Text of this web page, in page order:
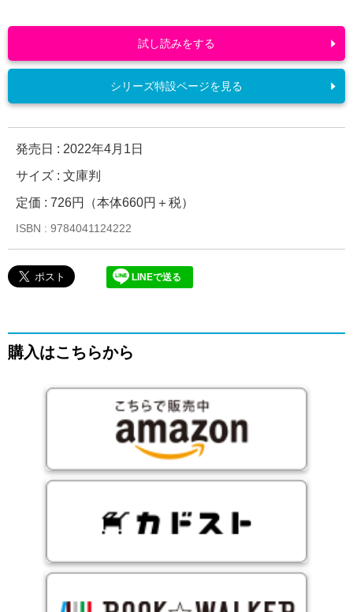
発売日 : 2022年4月1日
サイズ : 文庫判
定価 : 726円（本体660円＋税）
ISBN : 9784041124222
LINEで送る
試し読みをする
シリーズ特設ページを見る
購入はこちらから